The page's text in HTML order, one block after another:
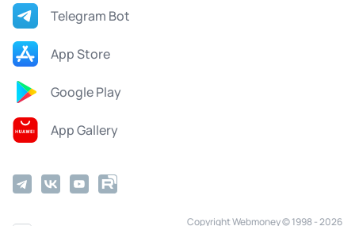
Telegram Bot
App Store
Google Play
App Gallery
Copyright Webmoney © 1998 - 2026